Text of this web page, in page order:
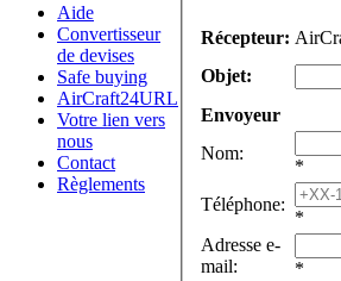
Aide
Convertisseur
de devises
Safe buying
AirCraft24URL
Votre lien vers
nous
Contact
Règlements
Récepteur:
Objet:
Envoyeur
Nom:
*
Téléphone:
*
Adresse e-
mail:
*